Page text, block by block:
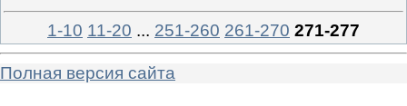
1-10 11-20 ... 251-260 261-270 271-277
Полная версия сайта